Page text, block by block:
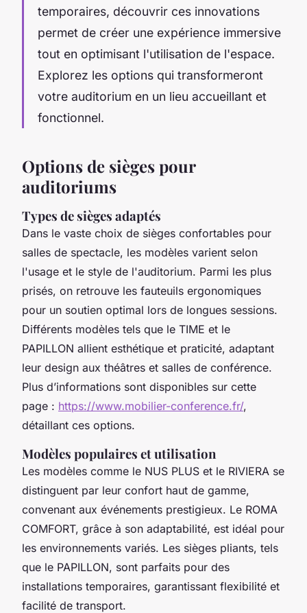
temporaires, découvrir ces innovations
permet de créer une expérience immersive
tout en optimisant l'utilisation de l'espace.
Explorez les options qui transformeront
votre auditorium en un lieu accueillant et
fonctionnel.
Options de sièges pour
auditoriums
Types de sièges adaptés
Dans le vaste choix de sièges confortables pour
salles de spectacle, les modèles varient selon
l'usage et le style de l'auditorium. Parmi les plus
prisés, on retrouve les fauteuils ergonomiques
pour un soutien optimal lors de longues sessions.
Différents modèles tels que le TIME et le
PAPILLON allient esthétique et praticité, adaptant
leur design aux théâtres et salles de conférence.
Plus d’informations sont disponibles sur cette
page : https://www.mobilier-conference.fr/,
détaillant ces options.
Modèles populaires et utilisation
Les modèles comme le NUS PLUS et le RIVIERA se
distinguent par leur confort haut de gamme,
convenant aux événements prestigieux. Le ROMA
COMFORT, grâce à son adaptabilité, est idéal pour
les environnements variés. Les sièges pliants, tels
que le PAPILLON, sont parfaits pour des
installations temporaires, garantissant flexibilité et
facilité de transport.